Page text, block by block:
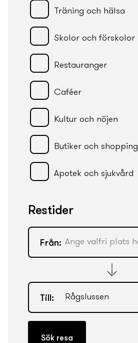
Restider
Från:
Till:
Träning och hälsa
Skolor och förskolor
Restauranger
Caféer
Kultur och nöjen
Butiker och shopping
Apotek och sjukvård